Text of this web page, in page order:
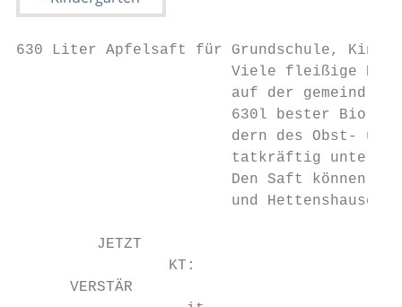
630 Liter Apfelsaft für Grundschule,
Viele fleißige
auf der
630l bester Bio-
dern des Obst-
tatkräftig
Den Saft können
und Hettenshausen
         JETZT
                 KT:
      VERSTÄR